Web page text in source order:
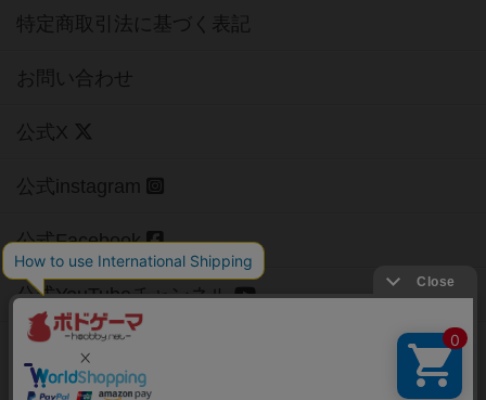
特定商取引法に基づく表記
お問い合わせ
公式X
公式instagram
公式Facebook
公式YouTubeチャンネル